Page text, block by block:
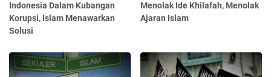
Indonesia Dalam Kubangan
Korupsi, Islam Menawarkan
Solusi
Menolak Ide Khilafah, Menolak
Ajaran Islam